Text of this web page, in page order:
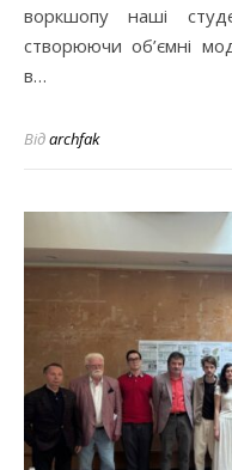
воркшопу наші
створюючи об’ємні
в…
Відarchfak